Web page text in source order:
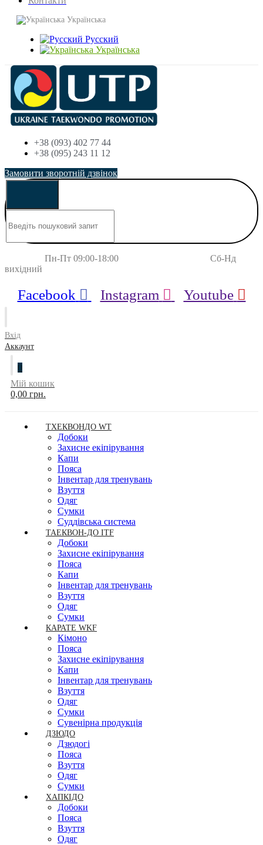
Українська
Русский
Українська
+38 (093) 402 77 44
+38 (095) 243 11 12
Замовити зворотній дзвінок
Пн-Пт 09:00-18:00 Сб-Нд
вихідний
Facebook Instagram Youtube
Вхід
Аккаунт
0
Мій кошик
0,00 грн.
ТХЕКВОНДО WT
Добоки
Захисне екіпірування
Капи
Пояса
Інвентар для тренувань
Взуття
Одяг
Сумки
Суддівська система
ТАЕКВОН-ДО ITF
Добоки
Захисне екіпірування
Пояса
Капи
Інвентар для тренувань
Взуття
Одяг
Сумки
КАРАТЕ WKF
Кімоно
Пояса
Захисне екіпірування
Капи
Інвентар для тренувань
Взуття
Одяг
Сумки
Сувенірна продукція
ДЗЮДО
Дзюдогі
Пояса
Взуття
Одяг
Сумки
ХАПКІДО
Добоки
Пояса
Взуття
Одяг